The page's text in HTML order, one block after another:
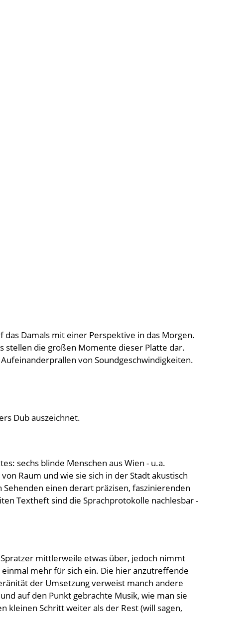
Damals mit einer Perspektive in das Morgen.
stellen die großen Momente dieser Platte dar.
von Soundgeschwindigkeiten.
Dub auszeichnet.
sechs blinde Menschen aus Wien - u.a.
Raum und wie sie sich in der Stadt akustisch
einen derart präzisen, faszinierenden
Textheft sind die Sprachprotokolle nachlesbar -
Spratzer mittlerweile etwas über, jedoch nimmt
mehr für sich ein. Die hier anzutreffende
der Umsetzung verweist manch andere
auf den Punkt gebrachte Musik, wie man sie
kleinen Schritt weiter als der Rest (will sagen,